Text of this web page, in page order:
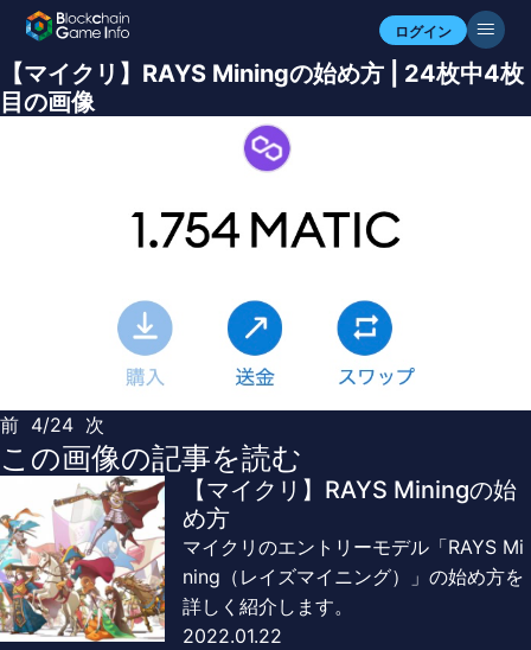
ログイン
【マイクリ】RAYS Miningの始め方 | 24枚中4枚
目の画像
前 4/24 次
この画像の記事を読む
【マイクリ】RAYS Miningの始
め方
マイクリのエントリーモデル「RAYS Mi
ning（レイズマイニング）」の始め方を
詳しく紹介します。
2022.01.22